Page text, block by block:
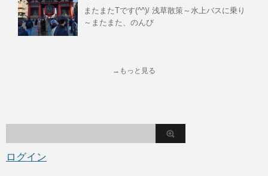
またまたTです(^^)/ 浅草散策～水上バスに乗り
～またまた、のんび
→もっと見る
ログイン